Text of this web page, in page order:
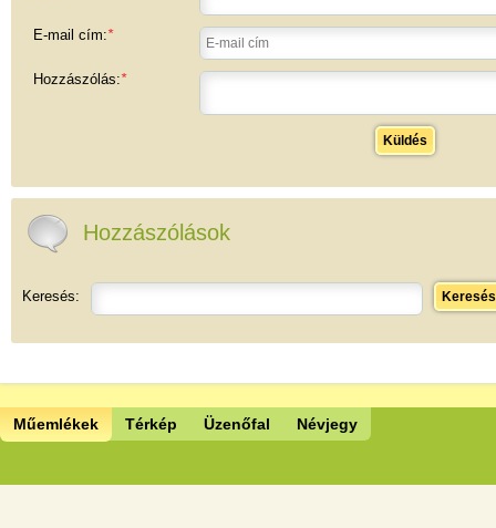
E-mail cím:*
Hozzászólás:*
Küldés
Hozzászólások
Keresés: Keresés
Műemlékek Térkép Üzenőfal Névjegy